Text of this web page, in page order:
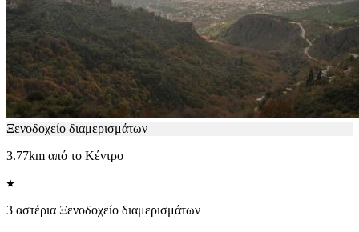
Ξενοδοχείο διαμερισμάτων
3.77km από το Κέντρο
3 αστέρια Ξενοδοχείο διαμερισμάτων